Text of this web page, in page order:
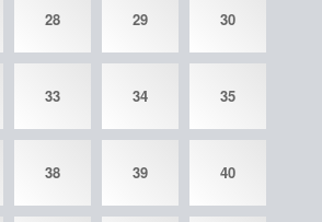
28 29 30
33 34 35
38 39 40